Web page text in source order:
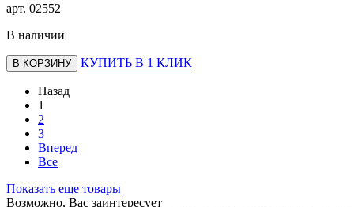
арт. 02552
В наличии
В КОРЗИНУ КУПИТЬ В 1 КЛИК
Назад
1
2
3
Вперед
Все
Показать еще товары
Возможно, Вас заинтересует